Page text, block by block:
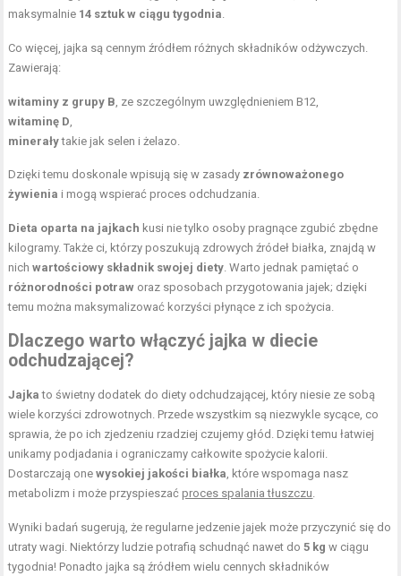
maksymalnie 14 sztuk w ciągu tygodnia
Co więcej, jajka są cennym źródłem różnych składników odżywczych.
Zawierają:
witaminy z grupy B , ze szczególnym uwzględnieniem B12,
witaminę D
minerałytakie jak selen i żelazo.
Dzięki temu doskonale wpisują się w zasady zrównoważonego
żywienia i mogą wspierać proces odchudzania.
Dieta oparta na jajkach kusi nie tylko osoby pragnące zgubić zbędne
kilogramy. Także ci, którzy poszukują zdrowych źródeł białka, znajdą w
nichwartościowy składnik swojej diety . Warto jednak pamiętać o
różnorodności potraw oraz sposobach przygotowania jajek; dzięki
temu można maksymalizować korzyści płynące z ich spożycia.
Dlaczego warto włączyć jajka w diecie
odchudzającej?
Jajka to świetny dodatek do diety odchudzającej, który niesie ze sobą
wiele korzyści zdrowotnych. Przede wszystkim są niezwykle sycące, co
sprawia, że po ich zjedzeniu rzadziej czujemy głód. Dzięki temu łatwiej
unikamy podjadania i ograniczamy całkowite spożycie kalorii.
Dostarczają onewysokiej jakości białka , które wspomaga nasz
metabolizm i może przyspieszać proces spalania tłuszczu
Wyniki badań sugerują, że regularne jedzenie jajek może przyczynić się do
utraty wagi. Niektórzy ludzie potrafią schudnąć nawet do5 kg w ciągu
tygodnia! Ponadto jajka są źródłem wielu cennych składników